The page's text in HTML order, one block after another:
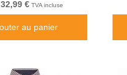
€TVA incluse
au panier